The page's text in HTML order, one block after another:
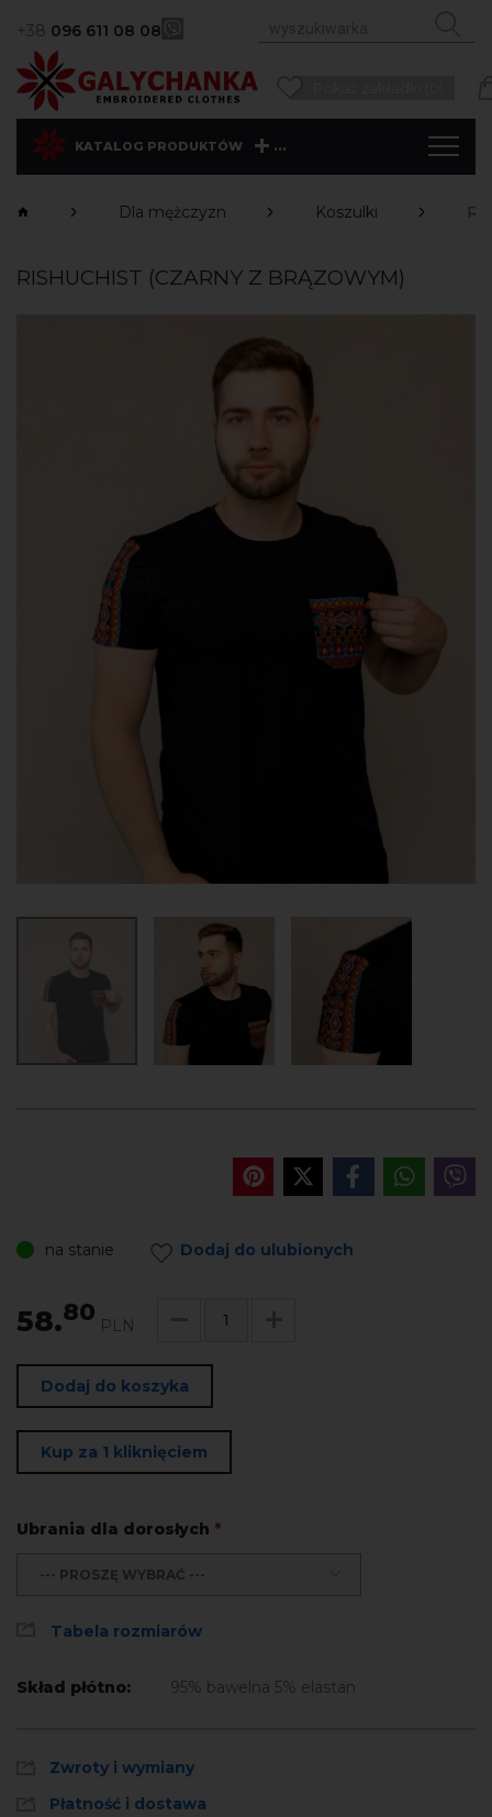
+38 096 611 08 08
KATALOG PRODUKTÓW ...
Dla mężczyzn Koszulki
RISHUCHIST (CZARNY Z BRĄZOWYM)
na stanie Dodaj do ulubionych
58.80 PLN
Dodaj do koszyka
Kup za 1 kliknięciem
Ubrania dla dorosłych *
--- PROSZĘ WYBRAĆ ---
Tabela rozmiarów
Skład płótno: 95% bawelna 5% elastan
Zwroty i wymiany
Płatność i dostawa